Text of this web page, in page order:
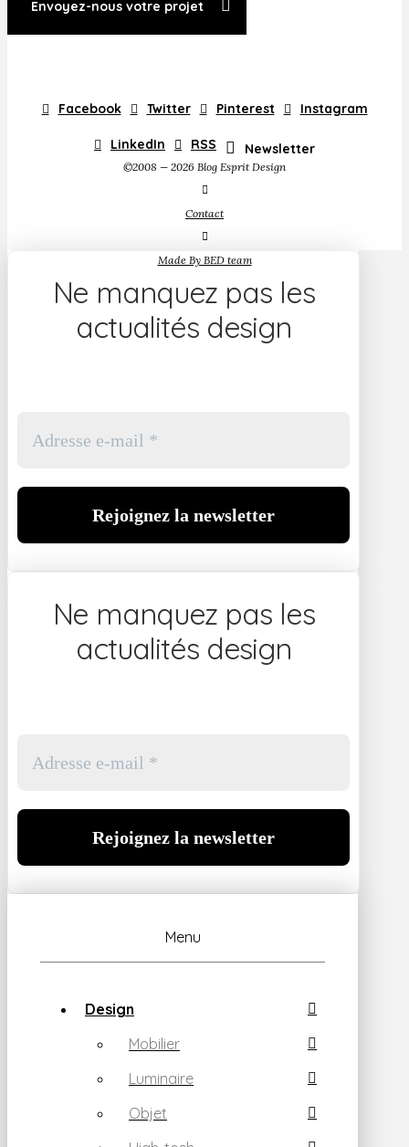
Envoyez-nous votre projet
Facebook Twitter Pinterest Instagram
LinkedIn RSS Newsletter
©2008 — 2026 Blog Esprit Design
Contact
Made By BED team
Ne manquez pas les
actualités design
Ne manquez pas les
actualités design
Menu
Design
Mobilier
Luminaire
Objet